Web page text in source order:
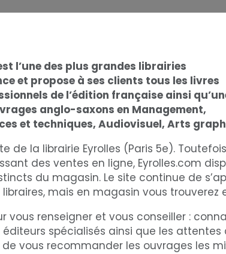
l’une des plus grandes librairies
et propose à ses clients tous les livres
de l’édition française ainsi
anglo-saxons en Management,
et techniques, Audiovisuel, Arts
de la librairie Eyrolles (Paris 5e).
des ventes en ligne, Eyrolles.com
du magasin. Le site continue de
libraires, mais en magasin vous trouverez
vous renseigner et vous conseiller :
spécialisés ainsi que les attentes
vous recommander les ouvrages les